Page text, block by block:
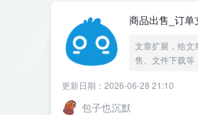
商品出售_订单
文章扩展，给文
售、文件下载等
更新日期：2026-06-28 21:10
包子也沉默